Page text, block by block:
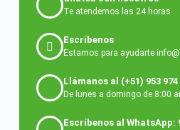
Te atendemos las 24 horas
Escríbenos
Estamos para ayudarte
Llámanos al (+51) 953 974
De lunes a domingo de 8:00
Escríbenos al WhatsApp: